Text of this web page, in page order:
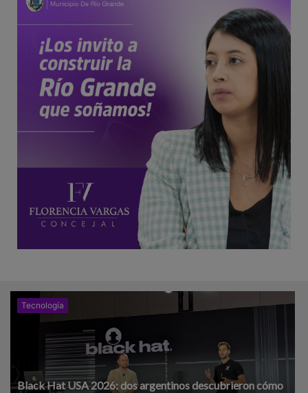
Tecnología
Black Hat USA 2026: dos argentinos descubrieron cómo